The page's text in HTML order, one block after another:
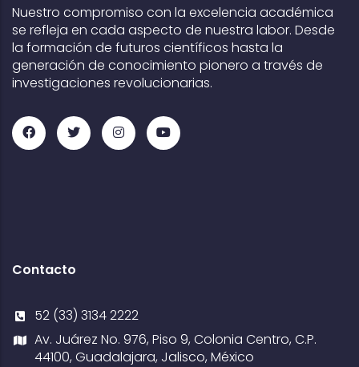
Nuestro compromiso con la excelencia académica
se refleja en cada aspecto de nuestra labor. Desde
la formación de futuros científicos hasta la
generación de conocimiento pionero a través de
investigaciones revolucionarias.
Contacto
52 (33) 3134 2222
Av. Juárez No. 976, Piso 9, Colonia Centro, C.P.
44100, Guadalajara, Jalisco, México